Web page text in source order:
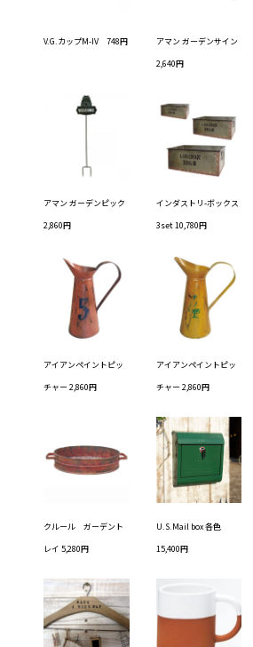
V.G.カップM-IV 748円
アマン ガーデンサイン
2,640円
アマン ガーデンピック
2,860円
インダストリ-ボックス
3set 10,780円
アイアンペイントピッ
チャー 2,860円
アイアンペイントピッ
チャー 2,860円
クルール ガーデント
レイ 5,280円
U.S.Mail box 各色
15,400円